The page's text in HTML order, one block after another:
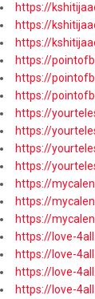
https://
https://
https://
https://
https://
https://
https://
https://
https://
https://
https://
https://
https://
https://love-
https://love-
https://love-
https://love-